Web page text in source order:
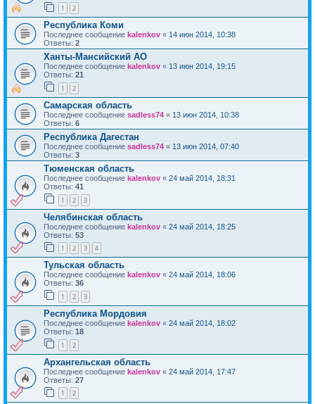
1 2
Республика Коми
Последнее сообщение kalenkov « 14 июн 2014, 10:38
Ответы: 2
Ханты-Мансийский АО
Последнее сообщение kalenkov « 13 июн 2014, 19:15
Ответы: 21
1 2
Самарская область
Последнее сообщение sadless74 « 13 июн 2014, 10:38
Ответы: 6
Республика Дагестан
Последнее сообщение sadless74 « 13 июн 2014, 07:40
Ответы: 3
Тюменская область
Последнее сообщение kalenkov « 24 май 2014, 18:31
Ответы: 41
1 2 3
Челябинская область
Последнее сообщение kalenkov « 24 май 2014, 18:25
Ответы: 53
1 2 3 4
Тульская область
Последнее сообщение kalenkov « 24 май 2014, 18:06
Ответы: 36
1 2 3
Республика Мордовия
Последнее сообщение kalenkov « 24 май 2014, 18:02
Ответы: 18
1 2
Архангельская область
Последнее сообщение kalenkov « 24 май 2014, 17:47
Ответы: 27
1 2